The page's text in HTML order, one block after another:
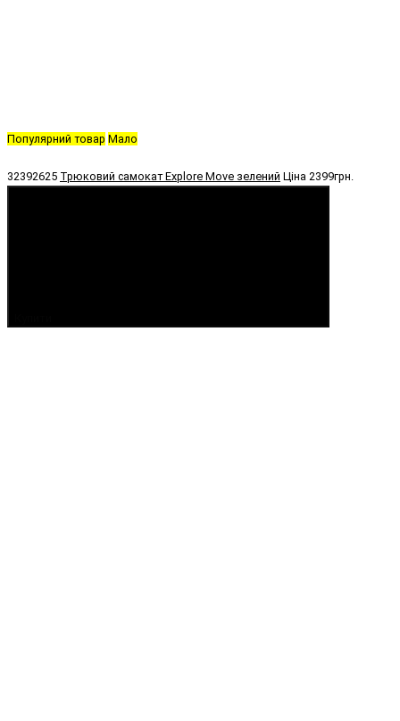
Популярний товар Мало
32392625 Трюковий самокат Explore Move зелений Ціна 2399грн.